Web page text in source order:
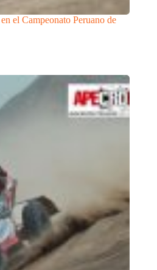
el Campeonato Peruano de